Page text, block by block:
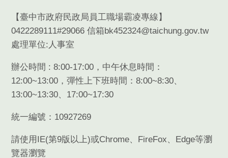
【臺中市政府民政局員工職場霸凌專線】
0422289111#29066 信箱bk452324@taichung.gov.tw
處理單位:人事室
辦公時間 : 8:00-17:00，中午休息時間：
12:00~13:00，彈性上下班時間：8:00~8:30、
13:00~13:30、17:00~17:30
統一編號：10927269
請使用 IE(第9版以上)或Chrome、 FireFox、 Edge等瀏
覽器瀏覽